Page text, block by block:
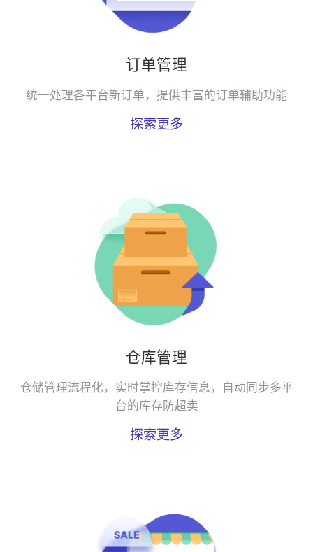
订单管理
统一处理各平台新订单，提供丰富的订单辅助功能
探索更多
仓库管理
仓储管理流程化，实时掌控库存信息，自动同步多平
台的库存防超卖
探索更多